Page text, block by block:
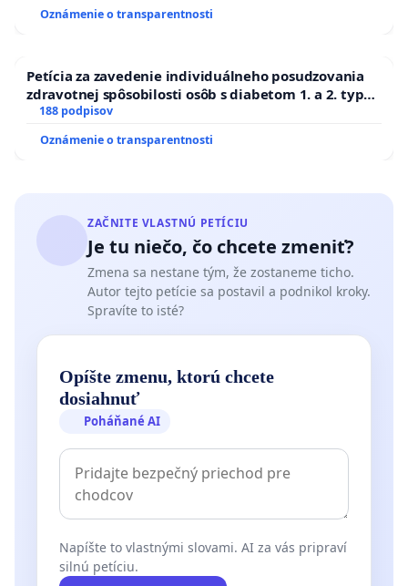
Oznámenie o transparentnosti
Petícia za zavedenie individuálneho posudzovania
zdravotnej spôsobilosti osôb s diabetom 1. a 2. typu
pri prijímaní do Policajného zboru SR
188 podpisov
Oznámenie o transparentnosti
ZAČNITE VLASTNÚ PETÍCIU
Je tu niečo, čo chcete zmeniť?
Zmena sa nestane tým, že zostaneme ticho.
Autor tejto petície sa postavil a podnikol kroky.
Spravíte to isté?
Opíšte zmenu, ktorú chcete
dosiahnuť
Poháňané AI
Napíšte to vlastnými slovami. AI za vás pripraví
silnú petíciu.